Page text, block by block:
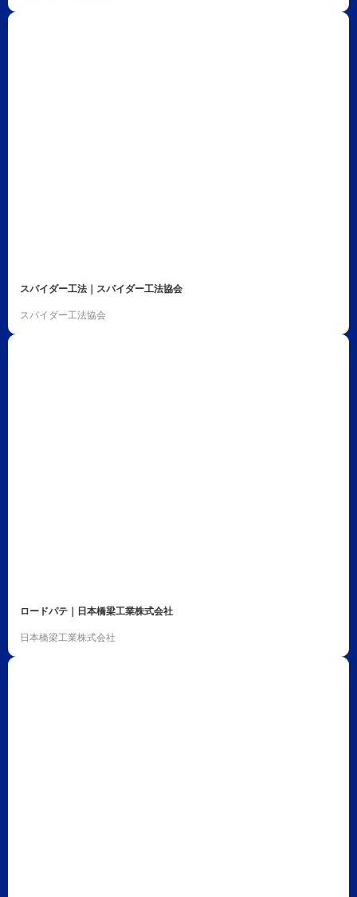
スパイダー工法｜スパイダー工法協会
スパイダー工法協会
ロードパテ｜日本橋梁工業株式会社
日本橋梁工業株式会社